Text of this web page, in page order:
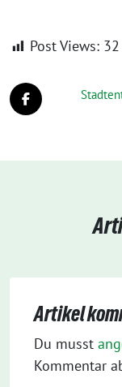
Post Views: 32
Artikel
Du musst
Kommentar